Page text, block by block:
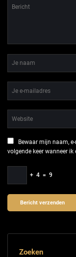
Bewaar mijn naam,
volgende keer wanneer ik
+ 4 = 9
Zoeken